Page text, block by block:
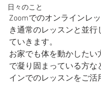
日々のこと
Zoomでのオンラインレ
き通常のレッスンと並行
ていきます。
お家でも体を動かしたい
で凝り固まっている方な
インでのレッスンをご活